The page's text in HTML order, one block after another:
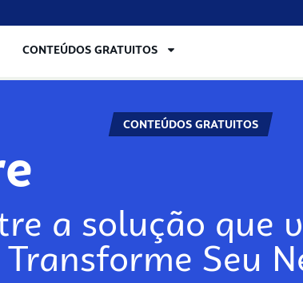
CONTEÚDOS GRATUITOS
CONTEÚDOS GRATUITOS
a solução que
Transforme Seu